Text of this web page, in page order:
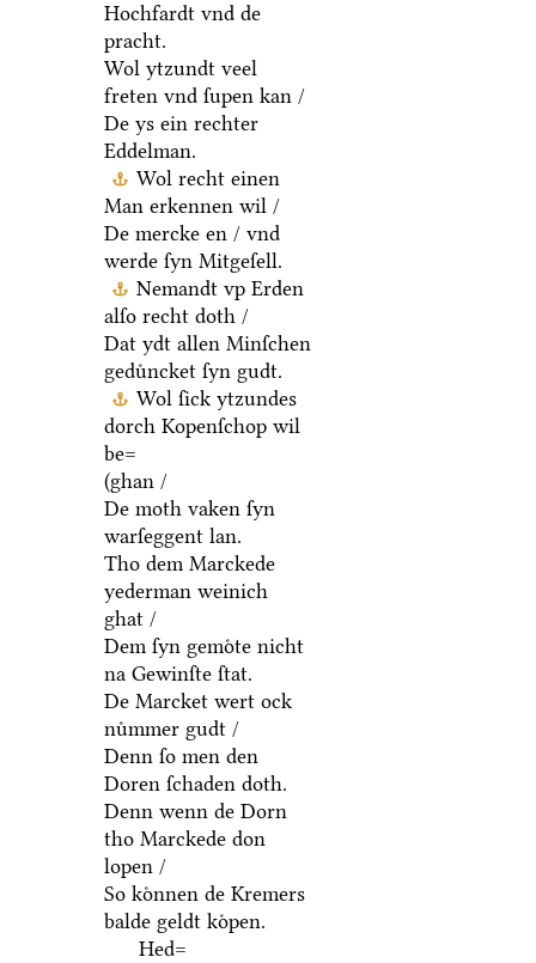
Hochfardt vnd de
pracht.
Wol ytzundt veel
freten vnd ſupen kan /
De ys ein rechter
Eddelman.
Wol recht einen
Man erkennen wil /
De mercke en / vnd
werde ſyn Mitgeſell.
Nemandt vp Erden
alſo recht doth /
Dat ydt allen Minſchen
geduͤncket ſyn gudt.
Wol ſick ytzundes
dorch Kopenſchop wil
be=
(ghan /
De moth vaken ſyn
warſeggent lan.
Tho dem Marckede
yederman weinich
ghat /
Dem ſyn gemoͤte nicht
na Gewinſte ſtat.
De Marcket wert ock
nuͤmmer gudt /
Denn ſo men den
Doren ſchaden doth.
Denn wenn de Dorn
tho Marckede don
lopen /
So koͤnnen de Kremers
balde geldt koͤpen.
Hed=